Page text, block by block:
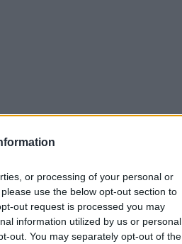
or processing of your personal or
use the below opt-out section to
out request is processed you may
information utilized by us or personal
out. You may separately opt-out of the
από
FBI και